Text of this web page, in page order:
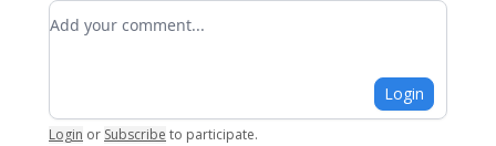
Add your comment
Login
Login or Subscribe to participate.